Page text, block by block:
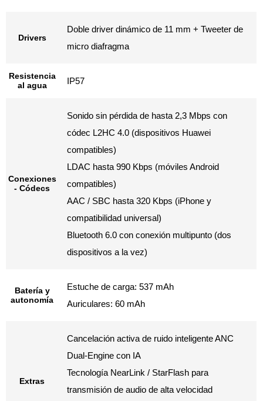
Drivers
Doble driver dinámico de 11 mm + Tweeter de
micro diafragma
Resistencia
al agua
IP57
Conexiones
- Códecs
Sonido sin pérdida de hasta 2,3 Mbps con
códec L2HC 4.0 (dispositivos Huawei
compatibles)
LDAC hasta 990 Kbps (móviles Android
compatibles)
AAC / SBC hasta 320 Kbps (iPhone y
compatibilidad universal)
Bluetooth 6.0 con conexión multipunto (dos
dispositivos a la vez)
Batería y
autonomía
Estuche de carga: 537 mAh
Auriculares: 60 mAh
Extras
Cancelación activa de ruido inteligente ANC
Dual-Engine con IA
Tecnología NearLink / StarFlash para
transmisión de audio de alta velocidad